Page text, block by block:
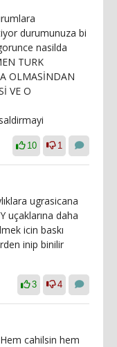
durumunuza bi
nasilda
TURK
OLMASİNDAN
VE O
10 1
ugrasicana
uçaklarına daha
icin baskı
inip binilir
3 4
cahilsin hem